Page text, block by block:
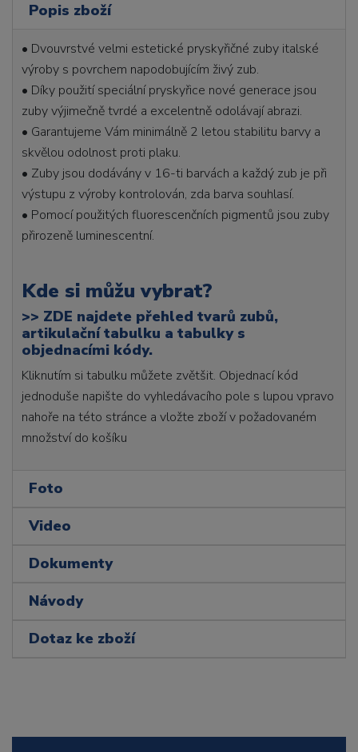
Popis zboží
• Dvouvrstvé velmi estetické pryskyřičné zuby italské
výroby s povrchem napodobujícím živý zub.
• Díky použití speciální pryskyřice nové generace jsou
zuby výjimečně tvrdé a excelentně odolávají abrazi.
• Garantujeme Vám minimálně 2 letou stabilitu barvy a
skvělou odolnost proti plaku.
• Zuby jsou dodávány v 16-ti barvách a každý zub je při
výstupu z výroby kontrolován, zda barva souhlasí.
• Pomocí použitých fluorescenčních pigmentů jsou zuby
přirozeně luminescentní.
Kde si můžu vybrat?
>> ZDE najdete přehled tvarů zubů,
artikulační tabulku a tabulky s
objednacími kódy.
Kliknutím si tabulku můžete zvětšit. Objednací kód
jednoduše napište do vyhledávacího pole s lupou vpravo
nahoře na této stránce a vložte zboží v požadovaném
množství do košíku
Foto
Video
Dokumenty
Návody
Dotaz ke zboží